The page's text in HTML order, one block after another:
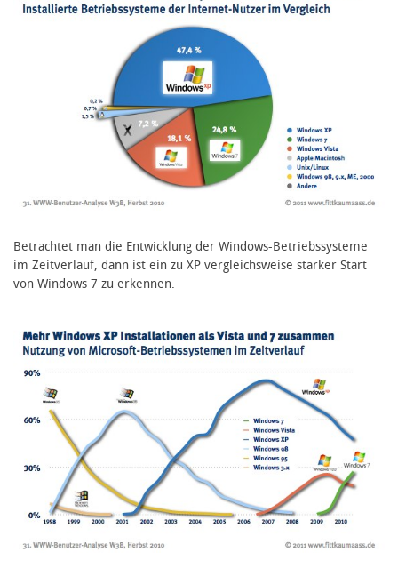
Betrachtet man die Entwicklung der Windows-Betriebssysteme
im Zeitverlauf, dann ist ein zu XP vergleichsweise starker Start
von Windows 7 zu erkennen.